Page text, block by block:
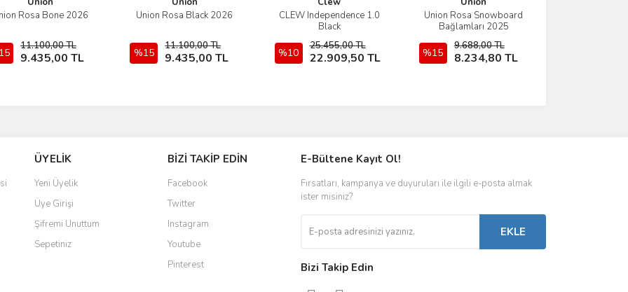
Rosa Bone 2026
11.100,00 TL
9.435,00 TL
İncele
Sepete Ekle
Union Rosa Black 2026
%15
11.100,00 TL
9.435,00 TL
İncele
Sepete Ekle
CLEW Independence 1.0
Black
%10
25.455,00 TL
22.909,50 TL
İncele
Sepete Ekle
Union Rosa Snowboard
Bağlamları 2025
%15
9.688,00 TL
8.234,80 TL
İncele
Sepete Ekle
ÜYELİK
Yeni Üyelik
Üye Girişi
Şifremi Unuttum
Sepetiniz
BİZİ TAKİP EDİN
Facebook
Twitter
Instagram
Youtube
Pinterest
E-Bültene Kayıt Ol!
Fırsatları, kampanya ve duyuruları ile ilgili e-posta almak
ister misiniz?
EKLE
Bizi Takip Edin